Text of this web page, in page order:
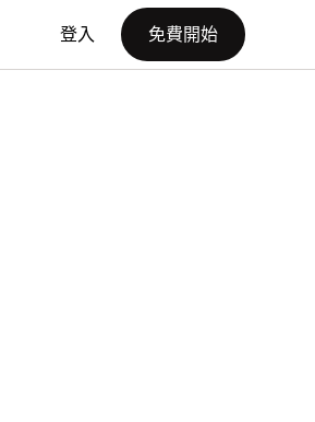
登入 免費開始